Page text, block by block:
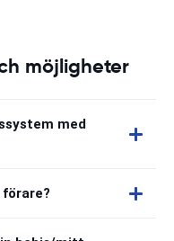
möjligheter
med